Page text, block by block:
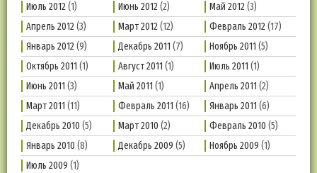
Июль 2012(1) Июнь 2012(2) Май 2012(3)
Апрель 2012(3) Март 2012(12) Февраль 2012(17)
Январь 2012(9) Декабрь 2011 (7) Ноябрь 2011 (5)
Октябрь 2011 (1) Август 2011 (1) Июль 2011 (1)
Июнь 2011 (3) Май 2011 (1) Апрель 2011 (2)
Март 2011 (11) Февраль 2011 (16) Январь 2011 (6)
Декабрь 2010 (5) Март 2010 (2) Февраль 2010 (5)
Январь 2010 (8) Декабрь 2009 (5) Ноябрь 2009 (1)
Июль 2009 (1)